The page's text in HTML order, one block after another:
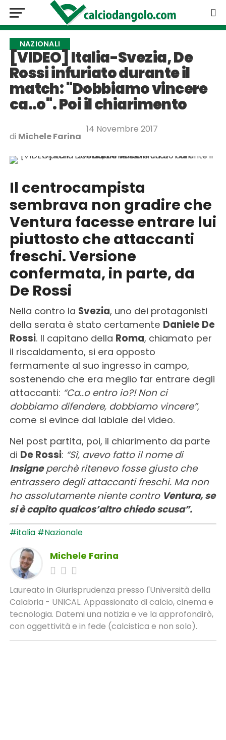
NAZIONALI
[VIDEO] Italia-Svezia, De
Rossi infuriato durante il
match: "Dobbiamo vincere
ca..o". Poi il chiarimento
di Michele Farina
14 Novembre 2017
Il centrocampista
sembrava non gradire che
Ventura facesse entrare lui
piuttosto che attaccanti
freschi. Versione
confermata, in parte, da
De Rossi
Nella contro la Svezia, uno dei protagonisti
della serata è stato certamente Daniele De
Rossi. Il capitano della Roma, chiamato per
il riscaldamento, si era opposto
fermamente al suo ingresso in campo,
sostenendo che era meglio far entrare degli
attaccanti: “Ca..o entro io?! Non ci
dobbiamo difendere, dobbiamo vincere”,
come si evince dal labiale del video.
Nel post partita, poi, il chiarimento da parte
di De Rossi: “Sì, avevo fatto il nome di
Insigneperchè ritenevo fosse giusto che
entrassero degli attaccanti freschi. Ma non
ho assolutamente niente contro Ventura, se
si è capito qualcos’altro chiedo scusa”.
#italia #Nazionale
Michele Farina
Laureato in Giurisprudenza presso l'Università della
Calabria - UNICAL. Appassionato di calcio, cinema e
tecnologia. Datemi una notizia e ve la approfondirò,
con oggettività e in fede (calcistica e non solo).